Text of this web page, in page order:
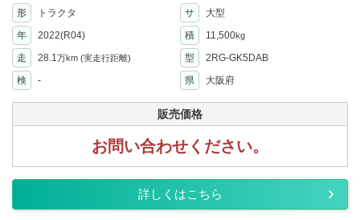
形 トラクタ サ
大型
年
2022(R04) 積 11,500kg
走 28.1万km (実走行距離) 型
2RG-GK5DAB
検
- 県 大阪府
販売価格
お問い合わせください。
詳しくはこちら